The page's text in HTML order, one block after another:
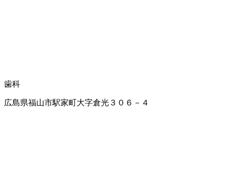
歯科
広島県福山市駅家町大字倉光３０６－４